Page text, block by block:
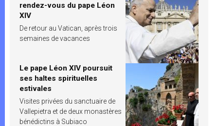
rendez-vous du pape Léon
XIV
De retour au Vatican, après trois
semaines de vacances
Le pape Léon XIV poursuit
ses haltes spirituelles
estivales
Visites privées du sanctuaire de
Vallepietra et de deux monastères
bénédictins à Subiaco